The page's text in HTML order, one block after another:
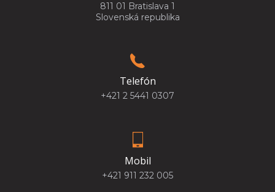
811 01 Bratislava 1
Slovenská republika
Telefón
+421 2 5441 0307
Mobil
+421 911 232 005